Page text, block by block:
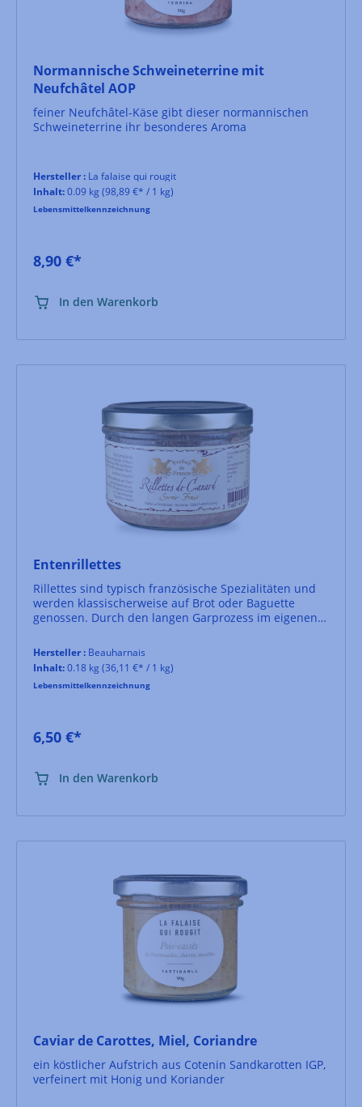
Normannische Schweineterrine mit
Neufchâtel AOP
feiner Neufchâtel-Käse gibt dieser normannischen
Schweineterrine ihr besonderes Aroma
Hersteller : La falaise qui rougit
Inhalt:0.09 kg (98,89 €* / 1 kg)
Lebensmittelkennzeichnung
8,90 €*
In den Warenkorb
Entenrillettes
Rillettes sind typisch französische Spezialitäten und
werden klassischerweise auf Brot oder Baguette
genossen. Durch den langen Garprozess im eigenen
holprige deutsche Bezeichnung "Schmalzfleisch".
Hersteller : Beauharnais
Inhalt:0.18 kg (36,11 €* / 1 kg)
Lebensmittelkennzeichnung
6,50 €*
In den Warenkorb
Caviar de Carottes, Miel, Coriandre
ein köstlicher Aufstrich aus Cotenin Sandkarotten IGP,
verfeinert mit Honig und Koriander